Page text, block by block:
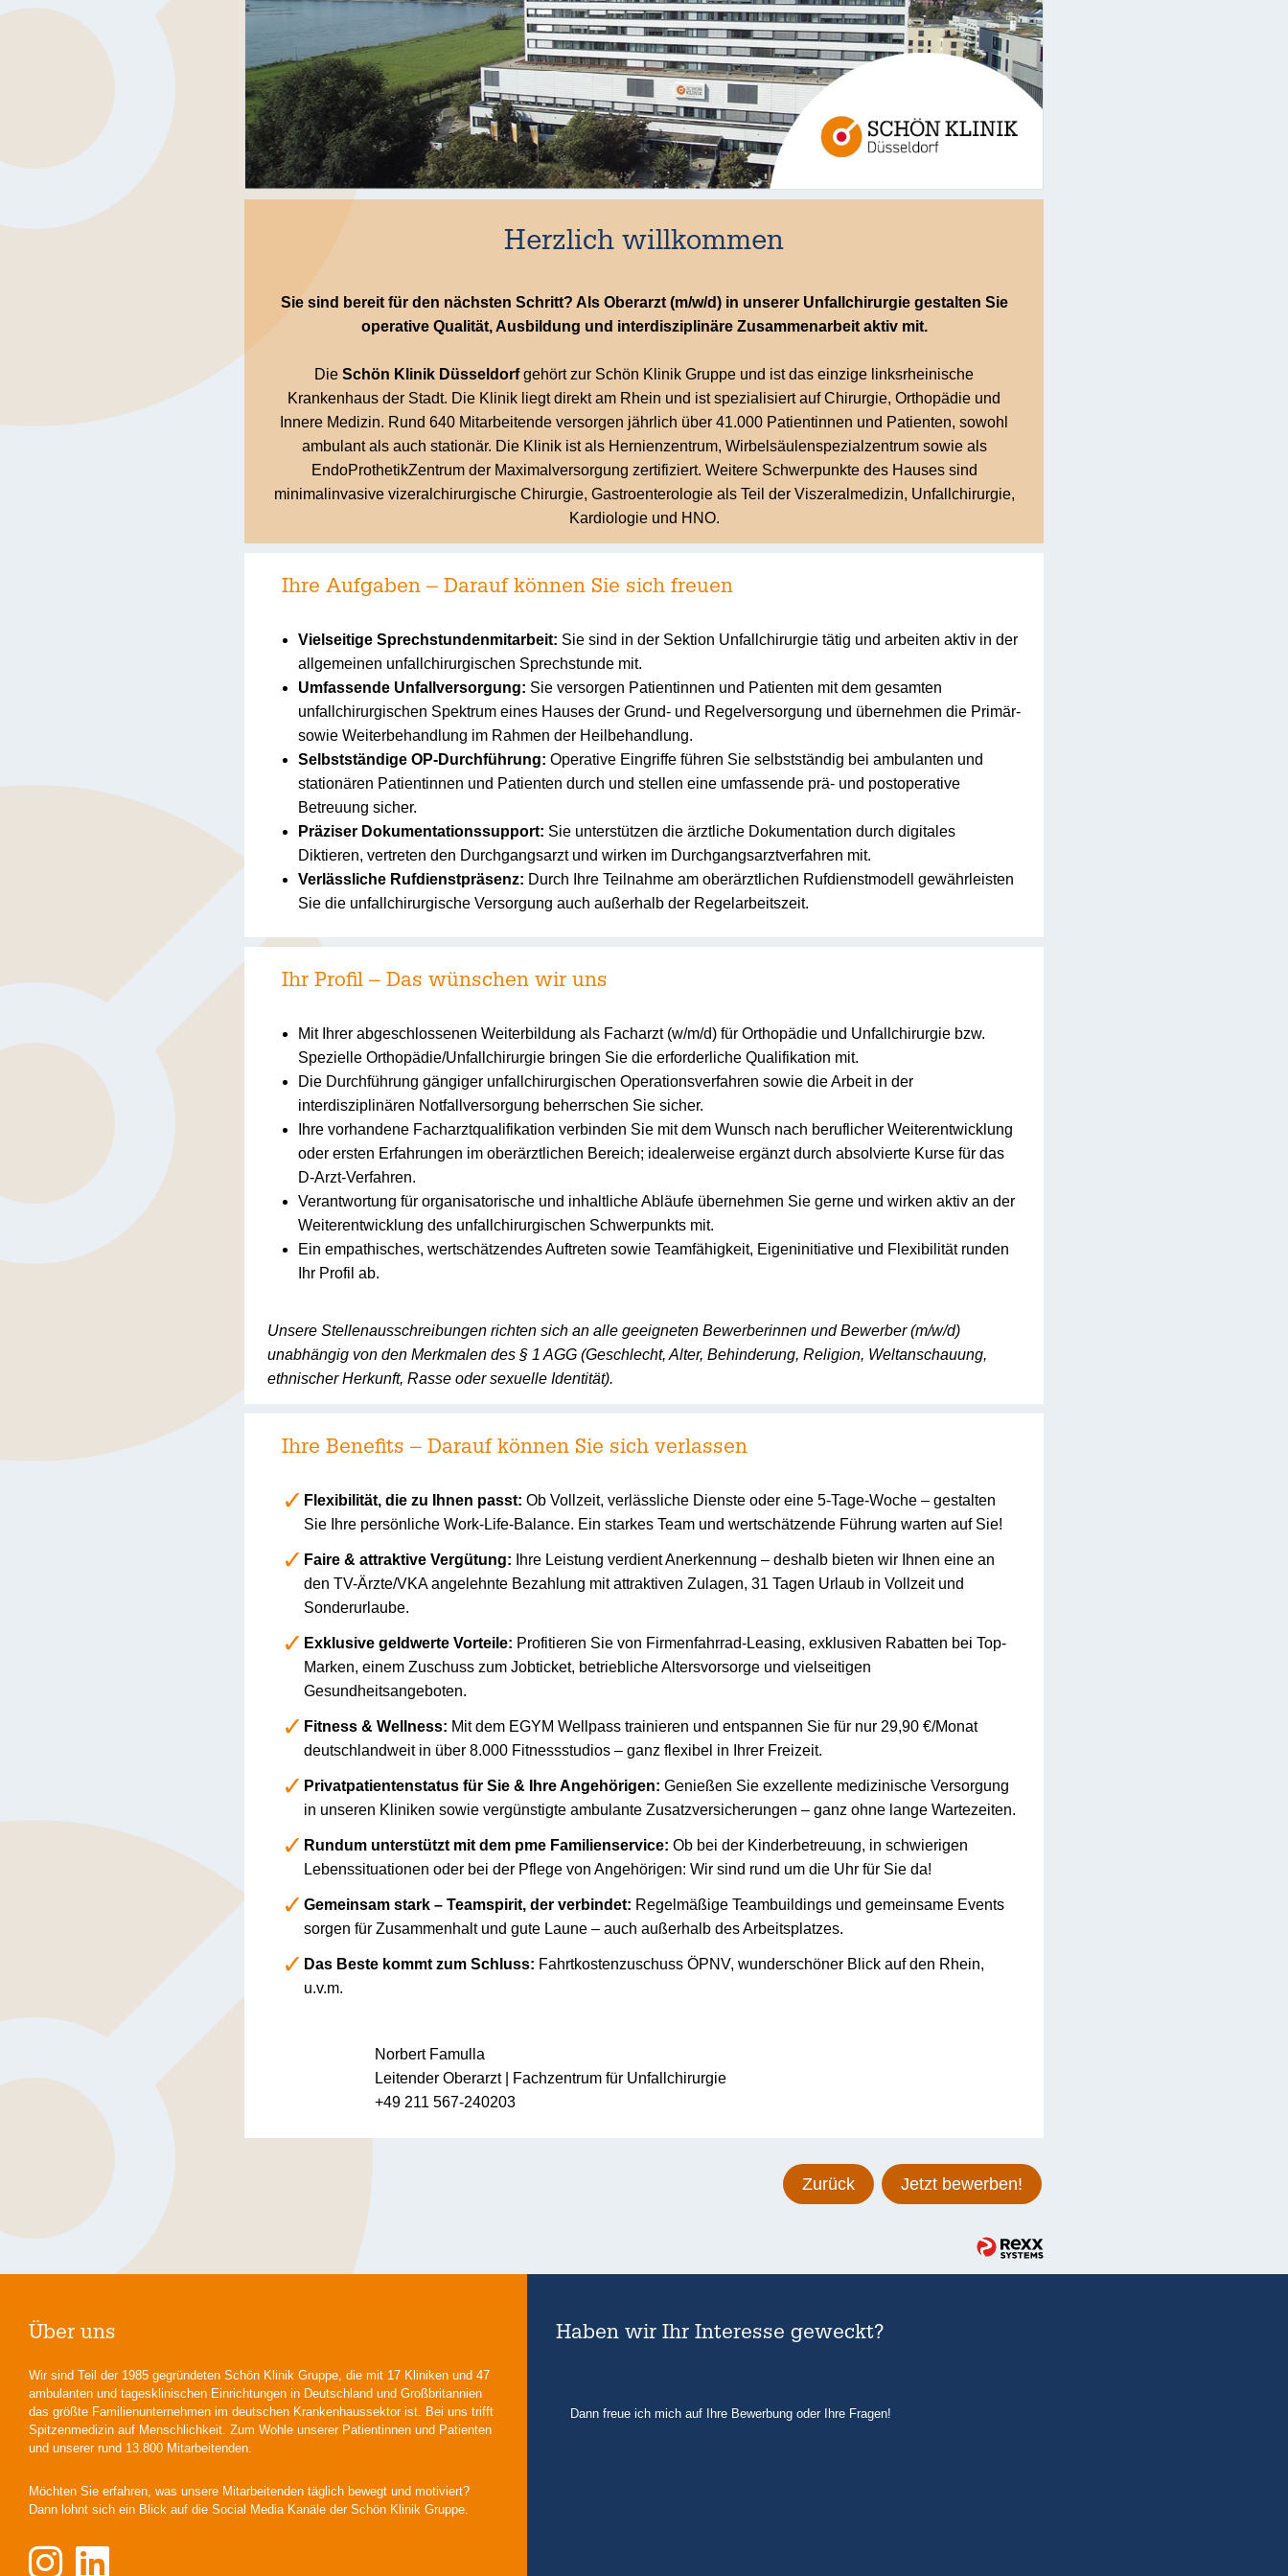
Herzlich willkommen
Sie sind bereit für den nächsten Schritt? Als Oberarzt (m/w/d) in unserer Unfallchirurgie gestalten Sie
operative Qualität, Ausbildung und interdisziplinäre Zusammenarbeit aktiv mit.
Die Schön Klinik Düsseldorfgehört zur Schön Klinik Gruppe und ist das einzige linksrheinische
Krankenhaus der Stadt. Die Klinik liegt direkt am Rhein und ist spezialisiert auf Chirurgie, Orthopädie und
Innere Medizin. Rund 640 Mitarbeitende versorgen jährlich über 41.000 Patientinnen und Patienten, sowohl
ambulant als auch stationär. Die Klinik ist als Hernienzentrum, Wirbelsäulenspezialzentrum sowie als
EndoProthetikZentrum der Maximalversorgung zertifiziert. Weitere Schwerpunkte des Hauses sind
minimalinvasive vizeralchirurgische Chirurgie, Gastroenterologie als Teil der Viszeralmedizin, Unfallchirurgie,
Kardiologie und HNO.
Ihre Aufgaben – Darauf können Sie sich freuen
Vielseitige Sprechstundenmitarbeit: Sie sind in der Sektion Unfallchirurgie tätig und arbeiten aktiv in der
allgemeinen unfallchirurgischen Sprechstunde mit.
Umfassende Unfallversorgung: Sie versorgen Patientinnen und Patienten mit dem gesamten
unfallchirurgischen Spektrum eines Hauses der Grund- und Regelversorgung und übernehmen die Primär-
sowie Weiterbehandlung im Rahmen der Heilbehandlung.
Selbstständige OP-Durchführung: Operative Eingriffe führen Sie selbstständig bei ambulanten und
stationären Patientinnen und Patienten durch und stellen eine umfassende prä- und postoperative
Betreuung sicher.
Präziser Dokumentationssupport: Sie unterstützen die ärztliche Dokumentation durch digitales
Diktieren, vertreten den Durchgangsarzt und wirken im Durchgangsarztverfahren mit.
Verlässliche Rufdienstpräsenz: Durch Ihre Teilnahme am oberärztlichen Rufdienstmodell gewährleisten
Sie die unfallchirurgische Versorgung auch außerhalb der Regelarbeitszeit.
Ihr Profil – Das wünschen wir uns
Mit Ihrer abgeschlossenen Weiterbildung als Facharzt (w/m/d) für Orthopädie und Unfallchirurgie bzw.
Spezielle Orthopädie/Unfallchirurgie bringen Sie die erforderliche Qualifikation mit.
Die Durchführung gängiger unfallchirurgischen Operationsverfahren sowie die Arbeit in der
interdisziplinären Notfallversorgung beherrschen Sie sicher.
Ihre vorhandene Facharztqualifikation verbinden Sie mit dem Wunsch nach beruflicher Weiterentwicklung
oder ersten Erfahrungen im oberärztlichen Bereich; idealerweise ergänzt durch absolvierte Kurse für das
D-Arzt-Verfahren.
Verantwortung für organisatorische und inhaltliche Abläufe übernehmen Sie gerne und wirken aktiv an der
Weiterentwicklung des unfallchirurgischen Schwerpunkts mit.
Ein empathisches, wertschätzendes Auftreten sowie Teamfähigkeit, Eigeninitiative und Flexibilität runden
Ihr Profil ab.
Unsere Stellenausschreibungen richten sich an alle geeigneten Bewerberinnen und Bewerber (m/w/d)
unabhängig von den Merkmalen des § 1 AGG (Geschlecht, Alter, Behinderung, Religion, Weltanschauung,
ethnischer Herkunft, Rasse oder sexuelle Identität).
Ihre Benefits – Darauf können Sie sich verlassen
Flexibilität, die zu Ihnen passt: Ob Vollzeit, verlässliche Dienste oder eine 5-Tage-Woche – gestalten
Sie Ihre persönliche Work-Life-Balance. Ein starkes Team und wertschätzende Führung warten auf Sie!
Faire & attraktive Vergütung:
Ihre Leistung verdient Anerkennung – deshalb bieten wir Ihnen eine an
den TV-Ärzte/VKA angelehnte Bezahlung mit attraktiven Zulagen, 31 Tagen Urlaub in Vollzeit und
Sonderurlaube.
Exklusive geldwerte Vorteile: Profitieren Sie von Firmenfahrrad-Leasing, exklusiven Rabatten bei Top-
Marken, einem Zuschuss zum Jobticket, betriebliche Altersvorsorge und vielseitigen
Gesundheitsangeboten.
Fitness & Wellness: Mit dem EGYM Wellpass trainieren und entspannen Sie für nur 29,90 €/Monat
deutschlandweit in über 8.000 Fitnessstudios – ganz flexibel in Ihrer Freizeit.
Privatpatientenstatus für Sie & Ihre Angehörigen: Genießen Sie exzellente medizinische Versorgung
in unseren Kliniken sowie vergünstigte ambulante Zusatzversicherungen – ganz ohne lange Wartezeiten.
Rundum unterstützt mit dem pme Familienservice: Ob bei der Kinderbetreuung, in schwierigen
Lebenssituationen oder bei der Pflege von Angehörigen: Wir sind rund um die Uhr für Sie da!
Gemeinsam stark – Teamspirit, der verbindet: Regelmäßige Teambuildings und gemeinsame Events
sorgen für Zusammenhalt und gute Laune – auch außerhalb des Arbeitsplatzes.
Das Beste kommt zum Schluss: Fahrtkostenzuschuss ÖPNV, wunderschöner Blick auf den Rhein,
u.v.m.
Norbert Famulla
Leitender Oberarzt | Fachzentrum für Unfallchirurgie
+49 211 567-240203
Zurück Jetzt bewerben!
Über uns
Wir sind Teil der 1985 gegründeten Schön Klinik Gruppe, die mit 17 Kliniken und 47
ambulanten und tagesklinischen Einrichtungen in Deutschland und Großbritannien
das größte Familienunternehmen im deutschen Krankenhaussektor ist. Bei uns trifft
Spitzenmedizin auf Menschlichkeit. Zum Wohle unserer Patientinnen und Patienten
und unserer rund 13.800 Mitarbeitenden.
Möchten Sie erfahren, was unsere Mitarbeitenden täglich bewegt und motiviert?
Dann lohnt sich ein Blick auf die Social Media Kanäle der Schön Klinik Gruppe.
Haben wir Ihr Interesse geweckt?
Dann freue ich mich auf Ihre Bewerbung oder Ihre Fragen!